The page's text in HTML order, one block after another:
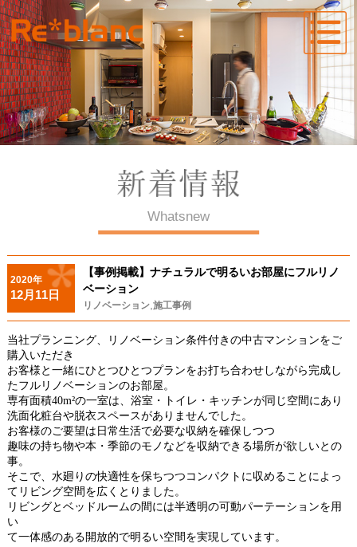
Whatsnew
2020年
12月11日
【事例掲載】ナチュラルで明るいお部屋にフルリノ
ベーション
リノベーション, 施工事例
当社プランニング、リノベーション条件付きの中古マンションをご
購入いただき
お客様と一緒にひとつひとつプランをお打ち合わせしながら完成し
たフルリノベーションのお部屋。
専有面積40m²の一室は、浴室・トイレ・キッチンが同じ空間にあり
洗面化粧台や脱衣スペースがありませんでした。
お客様のご要望は日常生活で必要な収納を確保しつつ
趣味の持ち物や本・季節のモノなどを収納できる場所が欲しいとの
事。
そこで、水廻りの快適性を保ちつつコンパクトに収めることによっ
てリビング空間を広くとりました。
リビングとベッドルームの間には半透明の可動パーテーションを用
い
て一体感のある開放的で明るい空間を実現しています。